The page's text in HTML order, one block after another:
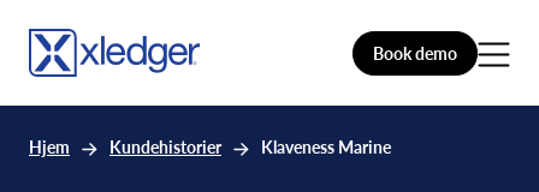
Book demo
Hjem Kundehistorier Klaveness Marine